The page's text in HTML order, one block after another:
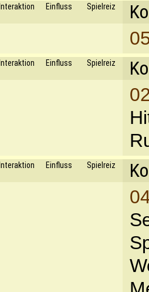
Interaktion Einfluss Spielreiz
Interaktion Einfluss Spielreiz
Interaktion Einfluss Spielreiz